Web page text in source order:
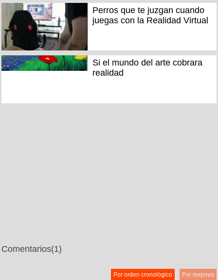
Perros que te juzgan cuando
juegas con la Realidad Virtual
Si el mundo del arte cobrara
realidad
Comentarios(1)
Por mejores
Por orden cronológico